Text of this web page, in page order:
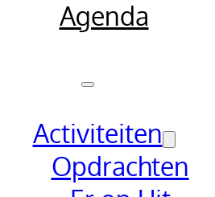
Agenda
Activiteiten
Opdrachten